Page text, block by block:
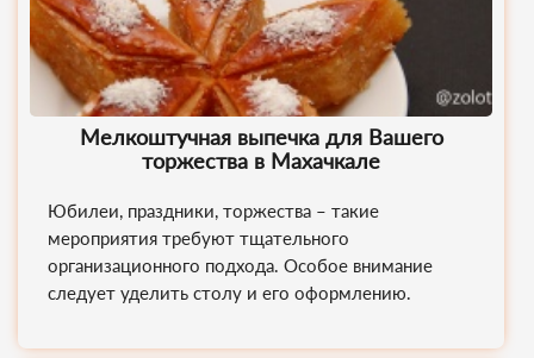
Мелкоштучная выпечка для Вашего
торжества в Махачкале
Юбилеи, праздники, торжества – такие
мероприятия требуют тщательного
организационного подхода. Особое внимание
следует уделить столу и его оформлению.